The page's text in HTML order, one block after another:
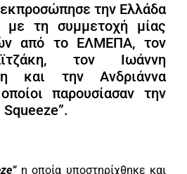
εκπροσώπησε την Ελλάδα
με τη συμμετοχή μίας
από το ΕΛΜΕΠΑ, τον
τον Ιωάννη
και την Ανδριάννα
παρουσίασαν την
Squeeze”.
η οποία υποστηρίχθηκε και